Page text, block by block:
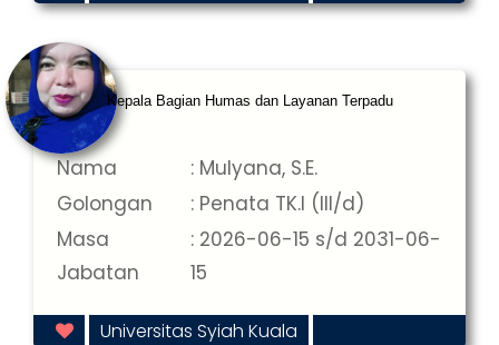
Kepala Bagian Humas dan Layanan Terpadu
Nama
: Mulyana, S.E.
Golongan
: Penata TK.I (III/d)
Masa
Jabatan
: 2026-06-15 s/d 2031-06-
15
Universitas Syiah Kuala